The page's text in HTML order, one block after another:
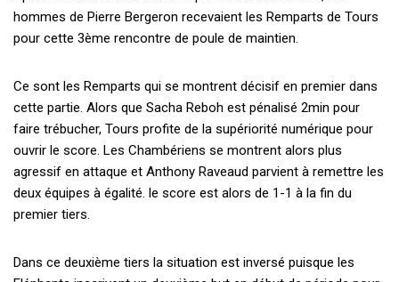
hommes de Pierre Bergeron recevaient les Remparts de Tours
pour cette 3ème rencontre de poule de maintien.
Ce sont les Remparts qui se montrent décisif en premier dans
cette partie. Alors que Sacha Reboh est pénalisé 2min pour
faire trébucher, Tours profite de la supériorité numérique pour
ouvrir le score. Les Chambériens se montrent alors plus
agressif en attaque et Anthony Raveaud parvient à remettre les
deux équipes à égalité. le score est alors de 1-1 à la fin du
premier tiers.
Dans ce deuxième tiers la situation est inversé puisque les